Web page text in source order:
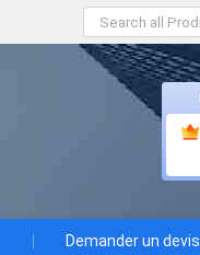
Demander un devis